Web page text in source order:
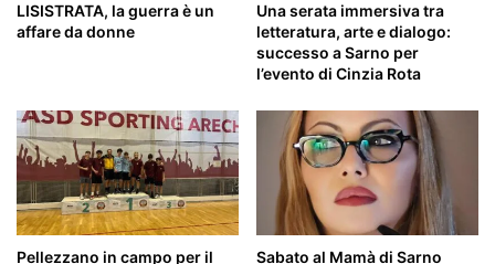
LISISTRATA, la guerra è un
affare da donne
Una serata immersiva tra
letteratura, arte e dialogo:
successo a Sarno per
l’evento di Cinzia Rota
Pellezzano in campo per il
Sabato al Mamà di Sarno